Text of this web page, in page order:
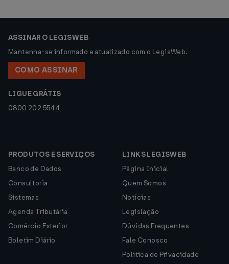
ASSINAR O LEGISWEB
Mantenha-se informado e atualizado com o LegisWeb.
COMO ASSINAR
LIGUE GRÁTIS
0800 202 5544
PRODUTOS E SERVIÇOS
Banco de Dados
Consultoria
Sistemas
Agenda Tributária
Comércio Exterior
Boletim Diário
LINKS LEGISWEB
Página Inicial
Quem Somos
Notícias
Legislação
Dúvidas Frequentes
Fale Conosco
Política de Privacidade